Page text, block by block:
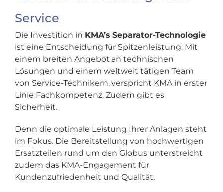
Service
Die Investition in KMA’s Separator-Technologie
ist eine Entscheidung für Spitzenleistung. Mit
einem breiten Angebot an technischen
Lösungen und einem weltweit tätigen Team
von Service-Technikern, verspricht KMA in erster
Linie Fachkompetenz. Zudem gibt es
Sicherheit.
Denn die optimale Leistung Ihrer Anlagen steht
im Fokus. Die Bereitstellung von hochwertigen
Ersatzteilen rund um den Globus unterstreicht
zudem das KMA-Engagement für
Kundenzufriedenheit und Qualität.